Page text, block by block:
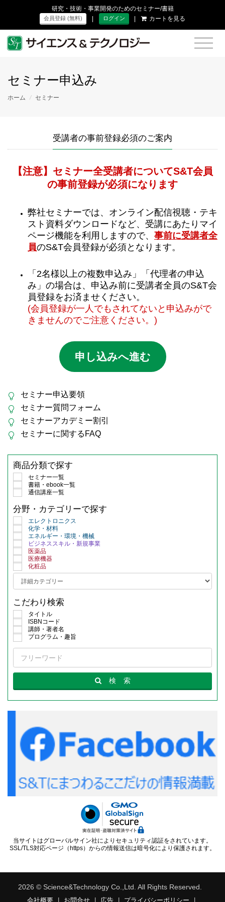
研究・技術・事業開発のためのセミナー/書籍
会員登録 (無料) | ログイン | カートを見る
セミナー申込み
ホーム / セミナー
受講者の事前登録必須のご案内
【注意】セミナー全受講者についてS&T会員
の事前登録が必須になります
弊社セミナーでは、オンライン配信視聴・テキ
スト資料ダウンロードなど、受講にあたりマイ
ページ機能を利用しますので、 事前に受講者全
員のS&T会員登録が必須となります。
「2名様以上の複数申込み」「代理者の申込
み」の場合は、申込み前に受講者全員のS&T会
員登録をお済ませください。
(会員登録が一人でもされてないと申込みがで
きませんのでご注意ください。)
申し込みへ進む
セミナー申込要領
セミナー質問フォーム
セミナーアカデミー割引
セミナーに関するFAQ
商品分類で探す
セミナー一覧
書籍・ebook一覧
通信講座一覧
分野・カテゴリーで探す
エレクトロニクス
化学・材料
エネルギー・環境・機械
ビジネススキル・新規事業
医薬品
医療機器
化粧品
こだわり検索
タイトル
ISBNコード
講師・著者名
プログラム・趣旨
検 索
当サイトはグローバルサイン社によりセキュリティ認証をされています。
SSL/TLS対応ページ（https）からの情報送信は暗号化により保護されます。
2026 © Science&Technology Co.,Ltd. All Rights Reserved.